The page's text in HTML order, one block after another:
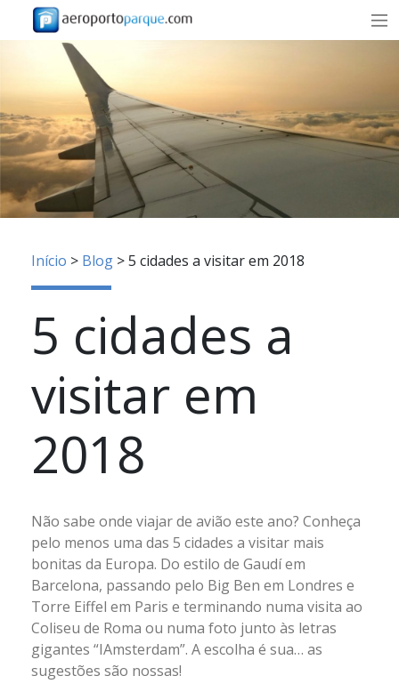
SOBRE NÓS
AGÊNCIAS E EMPRESAS
CONTACTOS
RESERVAR
Início > Blog >5 cidades a visitar em 2018
5 cidades a
visitar em
2018
Não sabe onde viajar de avião este ano? Conheça
pelo menos uma das 5 cidades a visitar mais
bonitas da Europa. Do estilo de Gaudí em
Barcelona, passando pelo Big Ben em Londres e
Torre Eiffel em Paris e terminando numa visita ao
Coliseu de Roma ou numa foto junto às letras
gigantes “IAmsterdam”. A escolha é sua… as
sugestões são nossas!